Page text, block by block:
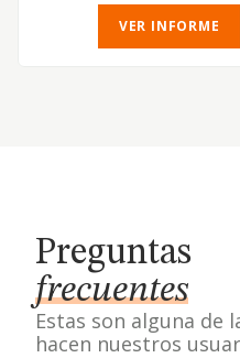
VER INFORME
Preguntas
frecuentes
Estas son alguna de
hacen nuestros